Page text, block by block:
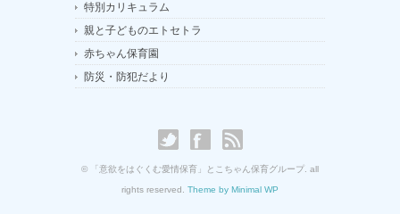
特別カリキュラム
親と子どものエトセトラ
赤ちゃん保育園
防災・防犯だより
© 「意欲をはぐくむ愛情保育」とこちゃん保育グループ. all
rights reserved. Theme by Minimal WP